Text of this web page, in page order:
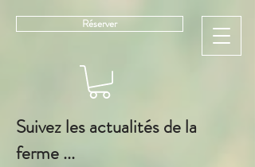
Réserver
Suivez les actualités de la
ferme ...